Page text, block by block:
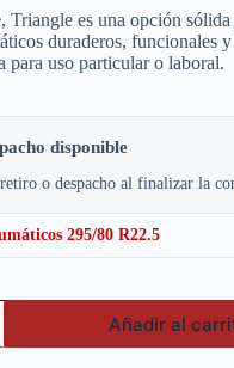
Triangle es una opción sólida
duraderos, funcionales
para uso particular o laboral.
disponible
o despacho al finalizar la
295/80 R22.5
Añadir al